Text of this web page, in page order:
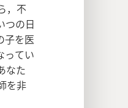
，不
つの日
子を医
ってい
なた
を非